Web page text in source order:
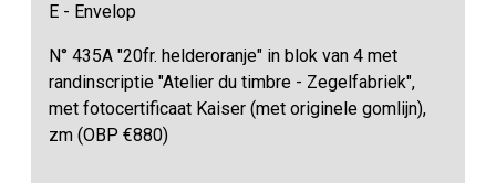
E - Envelop
N° 435A "20fr. helderoranje" in blok van 4 met
randinscriptie "Atelier du timbre - Zegelfabriek",
met fotocertificaat Kaiser (met originele gomlijn),
zm (OBP €880)